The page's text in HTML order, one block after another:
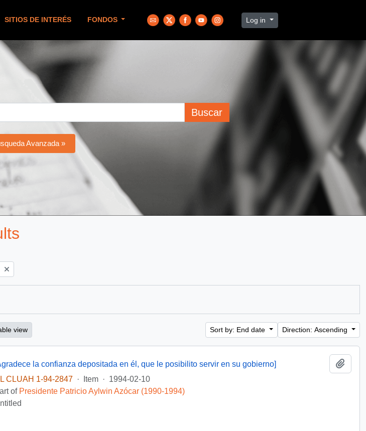
SITIOS DE INTERÉS FONDOS Log in
Buscar
Avanzada »
view Sort by: End date Direction: Ascending
la confianza depositada en él, que le posibilito servir en su gobierno]
CLUAH 1-94-2847
· Item · 1994-02-10
of Presidente Patricio Aylwin Azócar (1990-1994)